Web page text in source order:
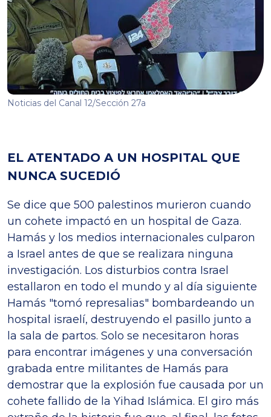
Noticias del Canal 12/Sección 27a
EL ATENTADO A UN HOSPITAL QUE
NUNCA SUCEDIÓ
Se dice que 500 palestinos murieron cuando
un cohete impactó en un hospital de Gaza.
Hamás y los medios internacionales culparon
a Israel antes de que se realizara ninguna
investigación. Los disturbios contra Israel
estallaron en todo el mundo y al día siguiente
Hamás "tomó represalias" bombardeando un
hospital israelí, destruyendo el pasillo junto a
la sala de partos. Solo se necesitaron horas
para encontrar imágenes y una conversación
grabada entre militantes de Hamás para
demostrar que la explosión fue causada por un
cohete fallido de la Yihad Islámica. El giro más